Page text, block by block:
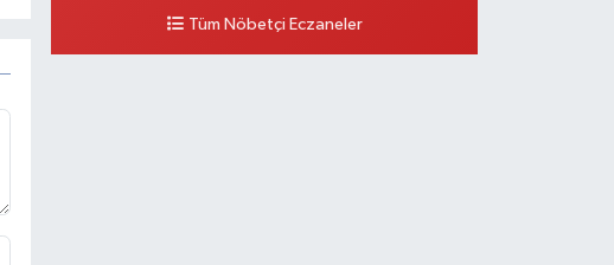
0 (328) 802 58 00 Yol Tarifi Al
Tüm Nöbetçi Eczaneler